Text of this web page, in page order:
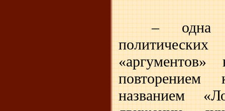
– одна
названием